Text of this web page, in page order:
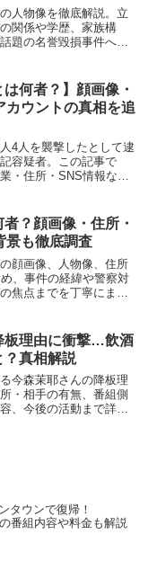
人物像を徹底解説。立
関係や学歴、家族構
題の名誉毀損事件への
は何者？】顔画像・
カウントの真相を追
4人を襲撃したとして逮
容疑者。この記事で
・住所・SNS情報な
？顔画像・住所・
景も徹底調査
顔画像、人物像、住所
、事件の経緯や警察対
焦点までを丁寧にまと
板理由に衝撃…飲酒
？真相解説
今森茉耶さんの降板理
・相手の有無、番組側
、今後の活動まで詳し
タウンで復帰！
番組内容や料金も解説